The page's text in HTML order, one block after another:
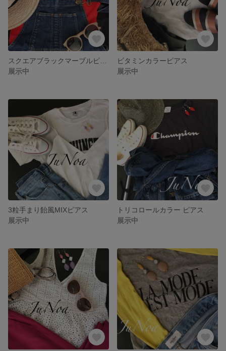
展示中
ビタミンカラーピアス
展示中
3粒手まり飴風MIXピアス
展示中
トリコロールカラー ピアス
展示中